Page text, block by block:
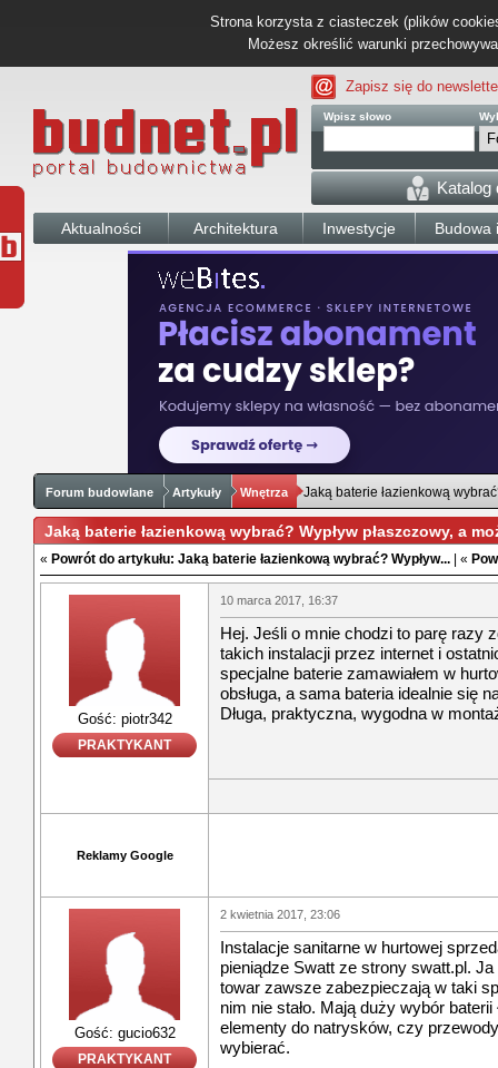
Strona korzysta z ciasteczek (plików
Możesz określić warunki
Zapisz się do
Wpisz słowo
Katalog
Aktualności Architektura Inwestycje Budowa
Forum budowlane Artykuły Wnętrza Jaką baterie łazienkową
Jaką baterie łazienkową wybrać? Wypływ płaszczowy, a
« Powrót do artykułu: Jaką baterie łazienkową wybrać? Wypływ... | «
Gość: piotr342
PRAKTYKANT
10 marca 2017, 16:37
Hej. Jeśli o mnie chodzi to parę razy
takich instalacji przez internet i
specjalne baterie zamawiałem w
obsługa, a sama bateria idealnie się
Długa, praktyczna, wygodna w
Reklamy Google
Gość: gucio632
PRAKTYKANT
2 kwietnia 2017, 23:06
Instalacje sanitarne w hurtowej
pieniądze Swatt ze strony swatt.pl.
towar zawsze zabezpieczają w taki
nim nie stało. Mają duży wybór
elementy do natrysków, czy
wybierać.